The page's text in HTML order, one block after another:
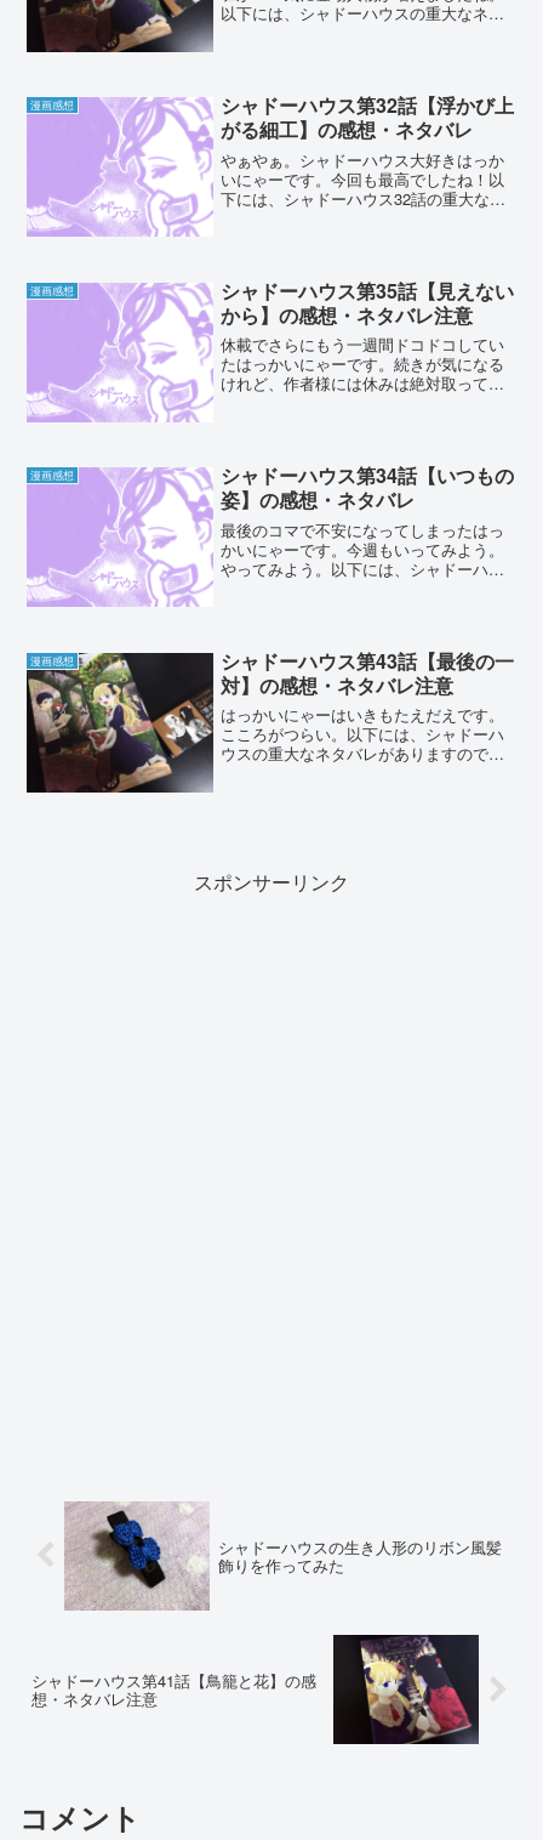
以下には、シャドーハウスの重大なネタ
す。また、コミックス未収...
漫画感想
シャドーハウス第32話【浮かび上
がる細工】の感想・ネタバレ
やぁやぁ。シャドーハウス大好きはっか
いにゃーです。今回も最高でしたね！以
下には、シャドーハウス32話の重大なネ
漫画感想
シャドーハウス第35話【見えない
から】の感想・ネタバレ注意
休載でさらにもう一週間ドコドコしてい
たはっかいにゃーです。続きが気になる
けれど、作者様には休みは絶対取ってい
はお気をつけください。...
漫画感想
シャドーハウス第34話【いつもの
姿】の感想・ネタバレ
最後のコマで不安になってしまったはっ
かいにゃーです。今週もいってみよう。
やってみよう。以下には、シャドーハウ
漫画感想
シャドーハウス第43話【最後の一
対】の感想・ネタバレ注意
はっかいにゃーはいきもたえだえです。
こころがつらい。以下には、シャドーハ
ウスの重大なネタバレがありますので閲
スポンサーリンク
シャドーハウスの生き人形のリボン風髪
飾りを作ってみた
シャドーハウス第41話【鳥籠と花】の感
想・ネタバレ注意
コメント